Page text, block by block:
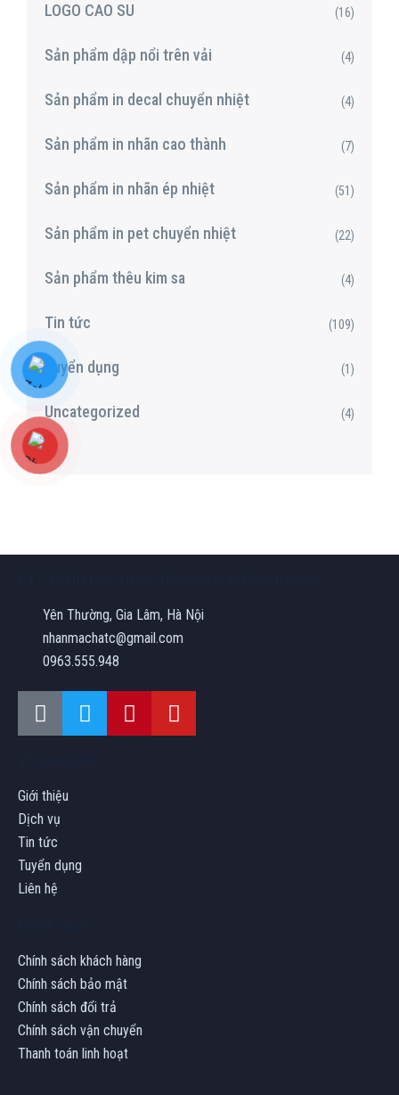
LOGO CAO SU (16)
Sản phẩm dập nổi trên vải (4)
Sản phẩm in decal chuyển nhiệt (4)
Sản phẩm in nhãn cao thành (7)
Sản phẩm in nhãn ép nhiệt (51)
Sản phẩm in pet chuyển nhiệt (22)
Sản phẩm thêu kim sa (4)
Tin tức (109)
Tuyển dụng (1)
Uncategorized (4)
Yên Thường, Gia Lâm, Hà Nội
nhanmachatc@gmail.com
0963.555.948
Giới thiệu
Dịch vụ
Tin tức
Tuyển dụng
Liên hệ
Chính sách khách hàng
Chính sách bảo mật
Chính sách đổi trả
Chính sách vận chuyển
Thanh toán linh hoạt